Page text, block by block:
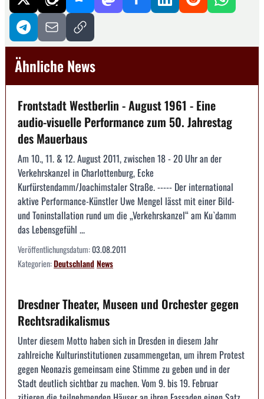
Ähnliche News
Frontstadt Westberlin - August 1961 - Eine
audio-visuelle Performance zum 50. Jahrestag
des Mauerbaus
Am 10., 11. & 12. August 2011, zwischen 18 - 20 Uhr an der
Verkehrskanzel in Charlottenburg, Ecke
Kurfürstendamm/Joachimstaler Straße. ----- Der international
aktive Performance-Künstler Uwe Mengel lässt mit einer Bild-
und Toninstallation rund um die „Verkehrskanzel“ am Ku`damm
das Lebensgefühl ...
Veröffentlichungsdatum:03.08.2011
Kategorien:DeutschlandNews
Dresdner Theater, Museen und Orchester gegen
Rechtsradikalismus
Unter diesem Motto haben sich in Dresden in diesem Jahr
zahlreiche Kulturinstitutionen zusammengetan, um ihrem Protest
gegen Neonazis gemeinsam eine Stimme zu geben und in der
Stadt deutlich sichtbar zu machen. Vom 9. bis 19. Februar